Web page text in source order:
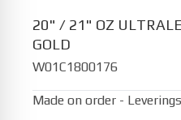
20" / 21" OZ
GOLD
W01C1800176
Made on order -